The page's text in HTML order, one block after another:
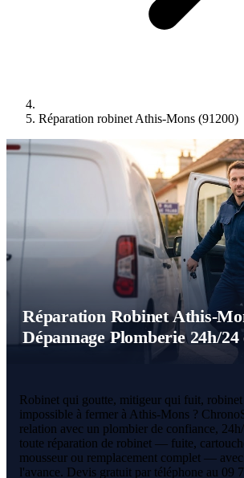
Réparation robinet Athis-Mons (91200)
Réparation Robinet Athis-
Dépannage Plomberie 24h/24
Robinet qui goutte, mitigeur qui fuit,
impossible à fermer à Athis-Mons ?
relation avec un plombier de confiance,
toute réparation de robinet — fuite,
mousseur ou remplacement complet —
l'avance. Devis gratuit par téléphone au 09